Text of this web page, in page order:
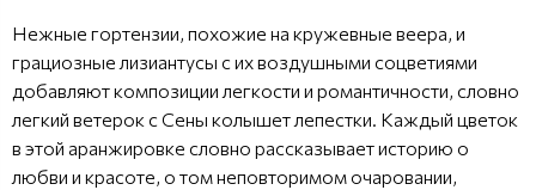
Нежные гортензии, похожие на кружевные веера, и
грациозные лизиантусы с их воздушными соцветиями
добавляют композиции легкости и романтичности, словно
легкий ветерок с Сены колышет лепестки. Каждый цветок
в этой аранжировке словно рассказывает историю о
любви и красоте, о том неповторимом очаровании,